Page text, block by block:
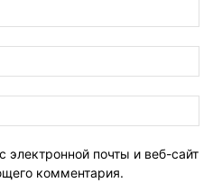
электронной почты и веб-сайт
комментария.